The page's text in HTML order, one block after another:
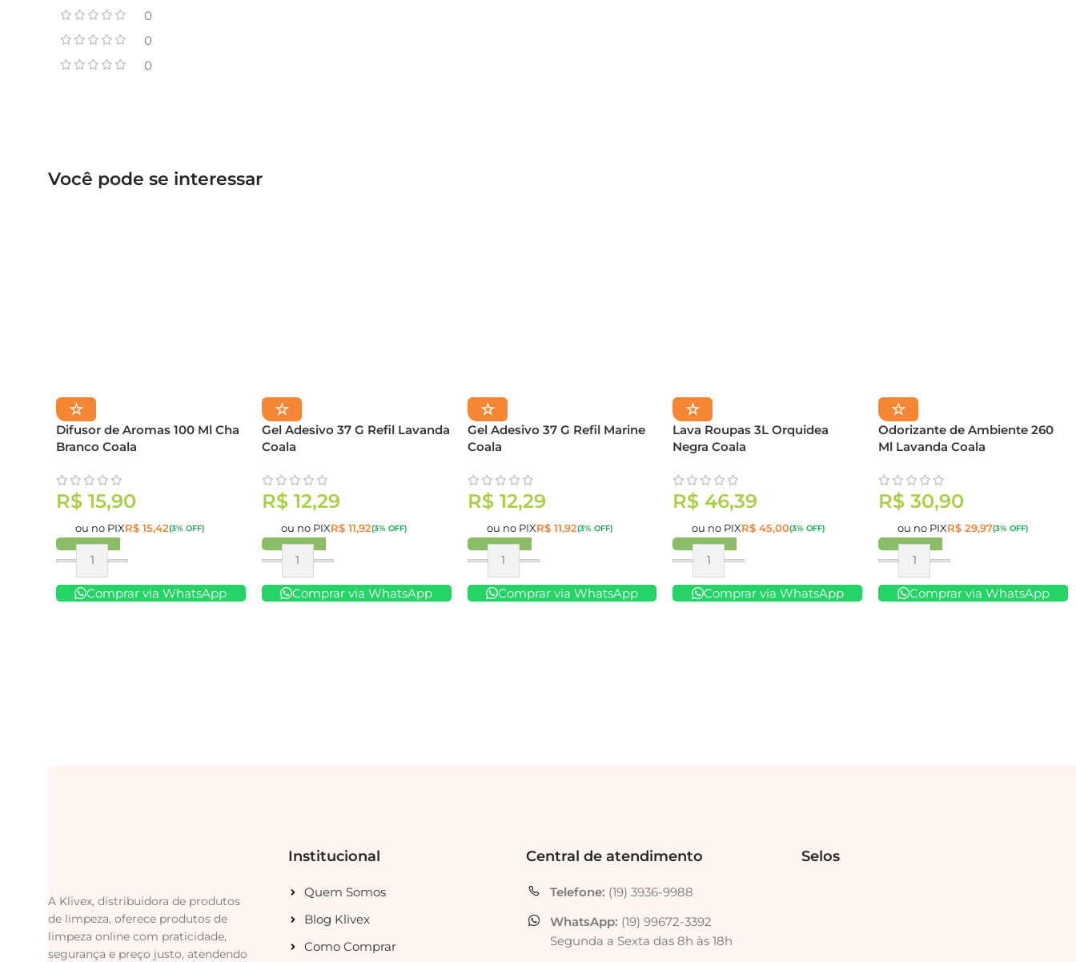
0
0
0
Você pode se interessar
☆
Difusor de Aromas 100 Ml Cha
Branco Coala
R$ 15,90
ou no PIXR$ 15,42(3% OFF)
Comprar
Comprar via WhatsApp
☆
Gel Adesivo 37 G Refil Lavanda
Coala
R$12,29
ou no PIXR$11,92(3% OFF)
Comprar
Comprar via WhatsApp
☆
Gel Adesivo 37 G Refil Marine
Coala
R$12,29
ou no PIXR$11,92(3% OFF)
Comprar
Comprar via WhatsApp
☆
Lava Roupas 3L Orquidea
Negra Coala
R$ 46,39
ou no PIXR$ 45,00(3% OFF)
Comprar
Comprar via WhatsApp
☆
Odorizante de Ambiente 260
Ml Lavanda Coala
R$ 30,90
ou no PIXR$ 29,97(3% OFF)
Comprar
Comprar via WhatsApp
A Klivex, distribuidora de produtos
de limpeza, oferece produtos de
limpeza online com praticidade,
segurança e preço justo, atendendo
Institucional
Quem Somos
Blog Klivex
Como Comprar
Central de atendimento
Telefone: (19) 3936-9988
WhatsApp: (19) 99672-3392
Segunda a Sexta das 8h às 18h
Selos